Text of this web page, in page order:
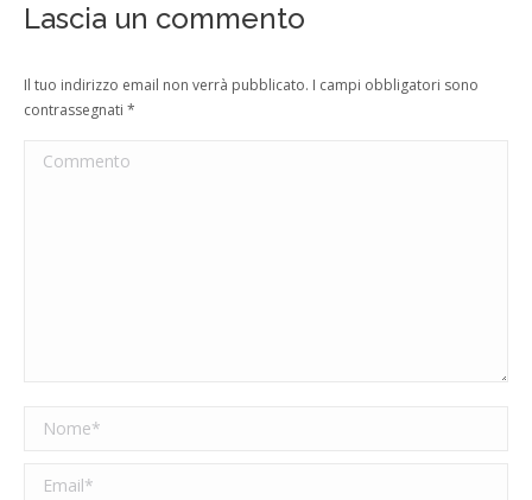
Lascia un commento
Il tuo indirizzo email non verrà pubblicato. I campi obbligatori sono
contrassegnati *
Commento
Nome *
Email *